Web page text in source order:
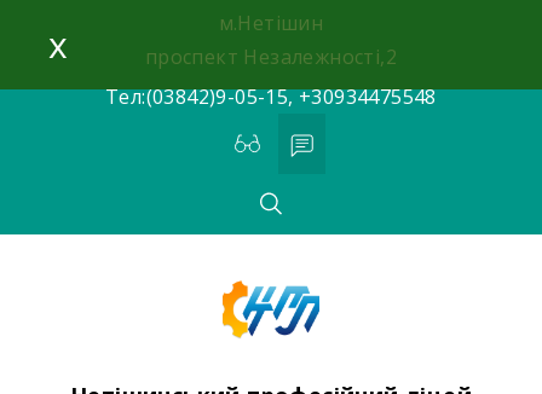
content
м.Нетішин
проспект Незалежності,2
Тел:(03842)9-05-15, +30934475548
x